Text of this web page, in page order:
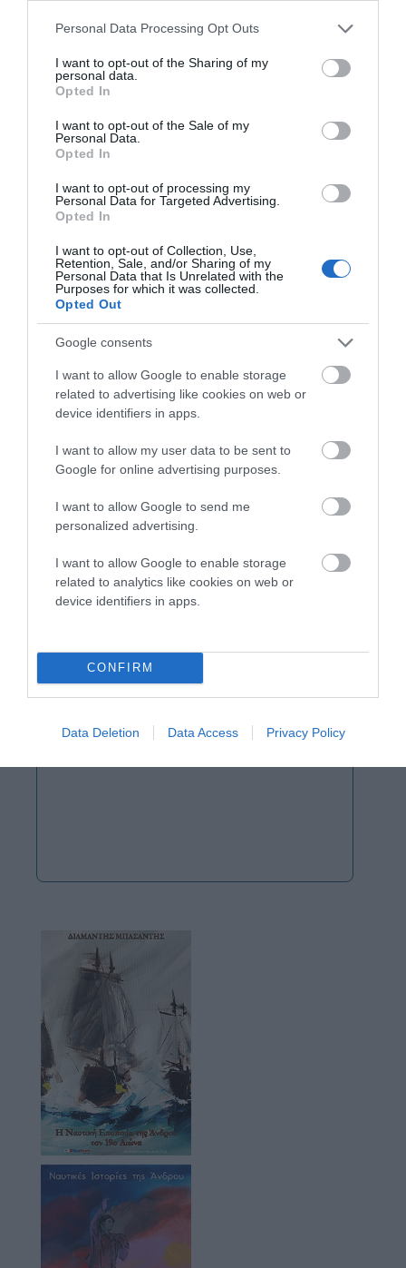
Please note that this website/app uses one or more Google
not limited to your visit or usage behaviour. You may click to
grant or deny consent to Google and its third-party tags to
use your data for below specified purposes in below Google
consent section.
Personal Data Processing Opt Outs
I want to opt-out of the Sharing of my
personal data.
Opted In
I want to opt-out of the Sale of my
Personal Data.
Opted In
I want to opt-out of processing my
Personal Data for Targeted Advertising.
Opted In
I want to opt-out of Collection, Use,
Retention, Sale, and/or Sharing of my
Personal Data that Is Unrelated with the
Purposes for which it was collected.
Opted Out
Google consents
I want to allow Google to enable storage
related to advertising like cookies on web or
device identifiers in apps.
I want to allow my user data to be sent to
Google for online advertising purposes.
I want to allow Google to send me
personalized advertising.
I want to allow Google to enable storage
related to analytics like cookies on web or
device identifiers in apps.
CONFIRM
Data Deletion Data Access Privacy Policy
Αποθήκευσε το όνομά μου, email, και τον ιστότοπο μου σε
αυτόν τον πλοηγό για την επόμενη φορά που θα σχολιάσω.